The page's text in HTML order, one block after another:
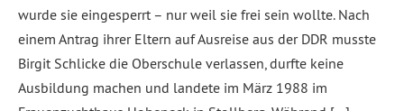
wurde sie eingesperrt – nur weil sie frei sein wollte. Nach
einem Antrag ihrer Eltern auf Ausreise aus der DDR musste
Birgit Schlicke die Oberschule verlassen, durfte keine
Ausbildung machen und landete im März 1988 im